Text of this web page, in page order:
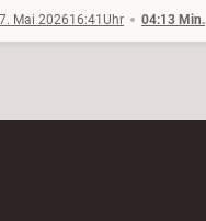
Mai 202616:41 04:13 Min.